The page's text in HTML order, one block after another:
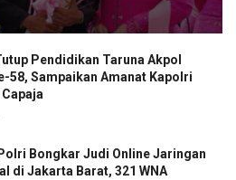
Pendidikan Taruna Akpol
58, Sampaikan Amanat Kapolri
Bongkar Judi Online Jaringan
di Jakarta Barat, 321 WNA